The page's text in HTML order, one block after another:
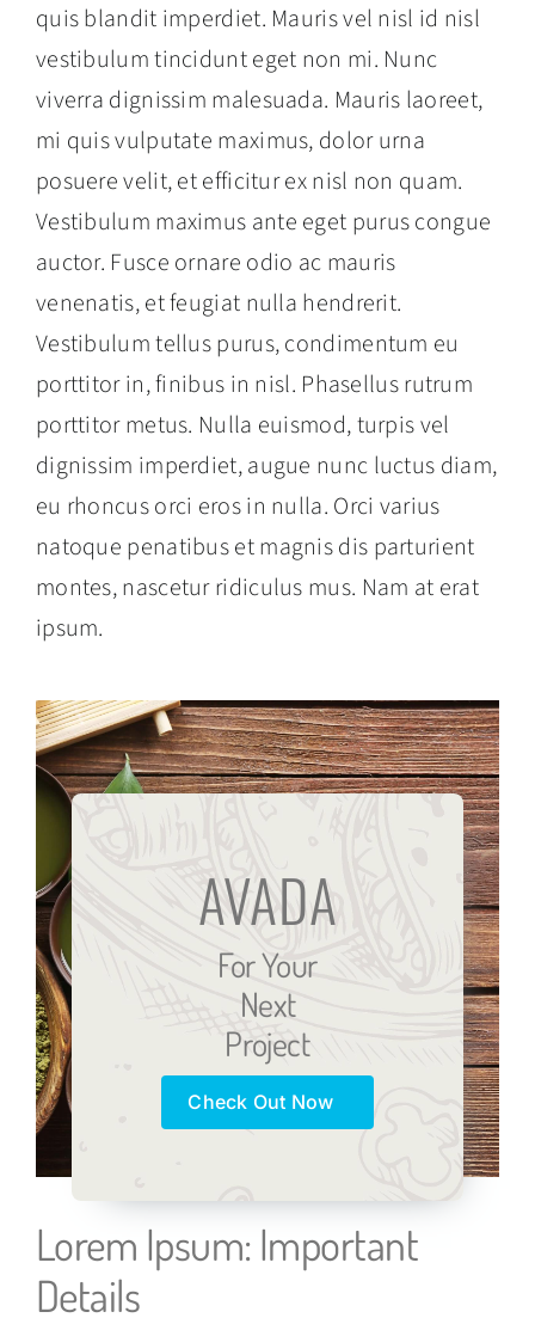
quis blandit imperdiet. Mauris vel nisl id nisl
vestibulum tincidunt eget non mi. Nunc
viverra dignissim malesuada. Mauris laoreet,
mi quis vulputate maximus, dolor urna
posuere velit, et efficitur ex nisl non quam.
Vestibulum maximus ante eget purus congue
auctor. Fusce ornare odio ac mauris
venenatis, et feugiat nulla hendrerit.
Vestibulum tellus purus, condimentum eu
porttitor in, finibus in nisl. Phasellus rutrum
porttitor metus. Nulla euismod, turpis vel
dignissim imperdiet, augue nunc luctus diam,
eu rhoncus orci eros in nulla. Orci varius
natoque penatibus et magnis dis parturient
montes, nascetur ridiculus mus. Nam at erat
ipsum.
AVADA
For Your
Next
Project
Check Out Now
Lorem Ipsum: Important
Details